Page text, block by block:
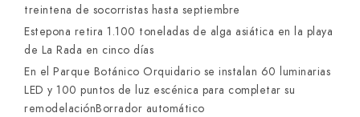
treintena de socorristas hasta septiembre
Estepona retira 1.100 toneladas de alga asiática en la playa
de La Rada en cinco días
En el Parque Botánico Orquidario se instalan 60 luminarias
LED y 100 puntos de luz escénica para completar su
remodelaciónBorrador automático